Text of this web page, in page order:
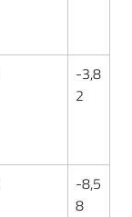
-3,8
2
-8,5
8